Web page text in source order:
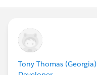
Tony Thomas (Georgia)